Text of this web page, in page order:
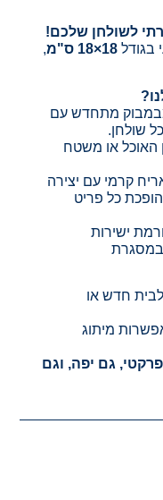
לשולחן שלכם!
בגודל18×18 ס"מ
,
מתחדש עם
שולחן.
האוכל או משטח
קרמי עם יצירה
כל פריט
ישירות
במסגרת
לבית חדש או
מיתוג
גם יפה, וגם